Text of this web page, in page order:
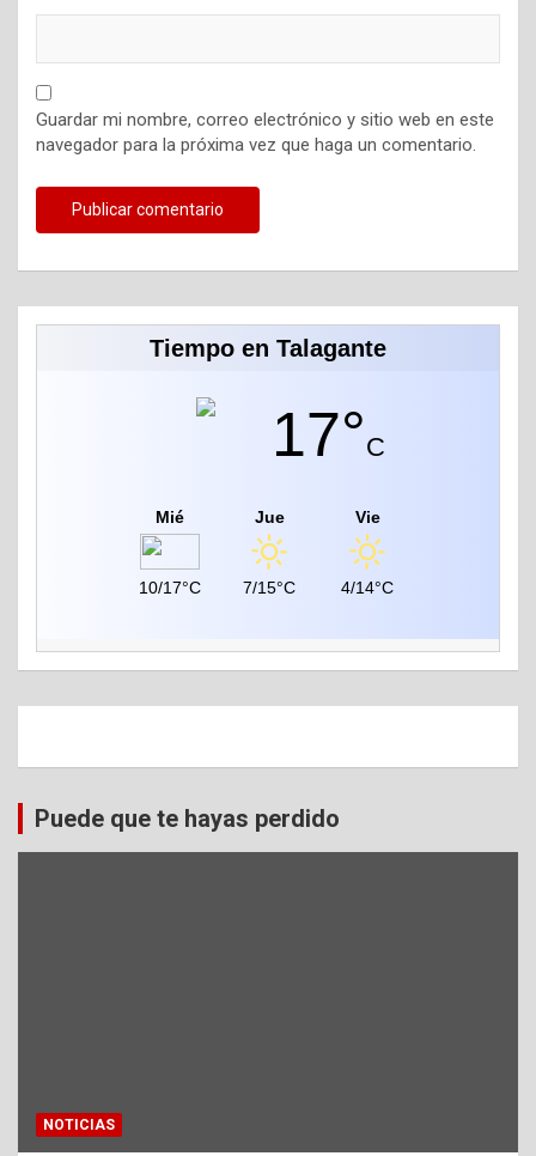
Guardar mi nombre, correo electrónico y sitio web en este
navegador para la próxima vez que haga un comentario.
Tiempo en Talagante
17°C
Mié
10/17°C
Jue
7/15°C
Vie
4/14°C
Puede que te hayas perdido
NOTICIAS